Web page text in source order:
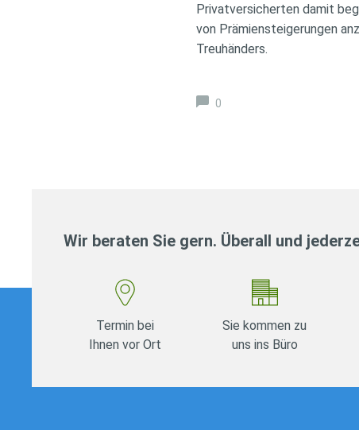
Privatversicherten damit
von Prämiensteigerungen
Treuhänders.
0
Wir beraten Sie gern. Überall und
Termin bei
Ihnen vor Ort
Sie kommen zu
uns ins Büro